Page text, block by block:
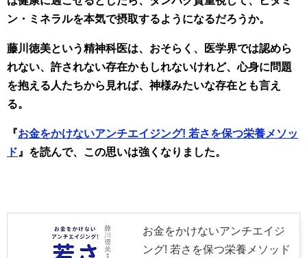
ン・ミネラルを本気で摂取するようになるだろうか。
藤川徳美という精神科医は、おそらく、医学界では認めら
れない、許されない存在かもしれないけれど、心身に問題
を抱える人たちから見れば、神様みたいな存在とも言え
る。
『お金をかけないアンチエイジング! 若さを保つ栄養メソッ
ド 』を読んで、この思いは強くなりました。
お金をかけないアンチエイジ
ング! 若さを保つ栄養メソッド